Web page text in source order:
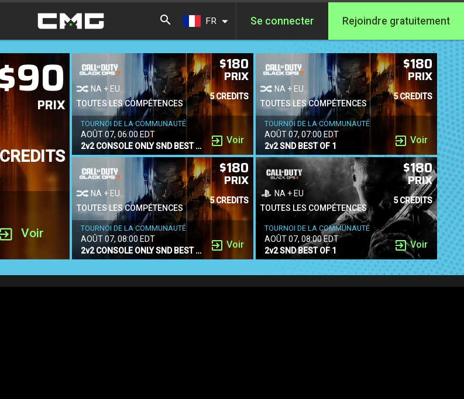
des coéquipiers
FR Se connecter Rejoindre gratuitement
PRIX
Voir
$180
PRIX
NA + EU
TOUTES LES COMPÉTENCES
5 CREDITS
TOURNOI DE LA COMMUNAUTÉ
AOÛT 07, 06:00 EDT
2v2 CONSOLE ONLY SND BEST OF 1
Voir
$180
PRIX
NA + EU
TOUTES LES COMPÉTENCES
5 CREDITS
TOURNOI DE LA COMMUNAUTÉ
AOÛT 07, 07:00 EDT
2v2 SND BEST OF 1
Voir
$180
PRIX
NA + EU
TOUTES LES COMPÉTENCES
5 CREDITS
TOURNOI DE LA COMMUNAUTÉ
AOÛT 07, 08:00 EDT
2v2 CONSOLE ONLY SND BEST OF 1
Voir
$180
PRIX
NA + EU
TOUTES LES COMPÉTENCES
5 CREDITS
TOURNOI DE LA COMMUNAUTÉ
AOÛT 07, 08:00 EDT
2v2 SND BEST OF 1
Voir